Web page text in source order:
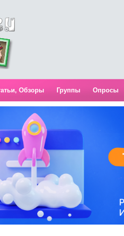
Обзоры Группы Опросы